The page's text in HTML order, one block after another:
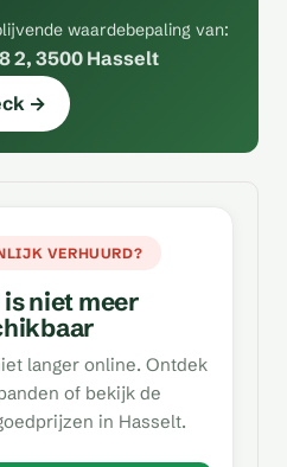
waardebepaling van:
2, 3500 Hasselt
→
VERHUURD?
niet meer
langer online. Ontdek
of bekijk de
in Hasselt.